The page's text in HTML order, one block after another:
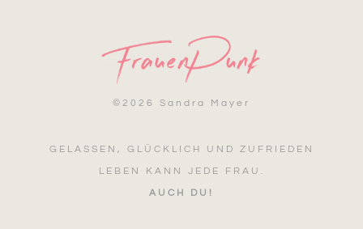
© 2026 Sandra Mayer
GELASSEN, GLÜCKLICH UND ZUFRIEDEN
LEBEN KANN JEDE FRAU.
AUCH DU!